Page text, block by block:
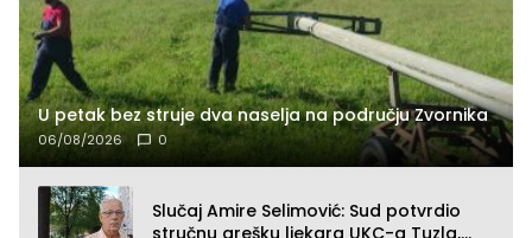
U petak bez struje dva naselja na području Zvornika
06/08/2026 0
Slučaj Amire Selimović: Sud potvrdio